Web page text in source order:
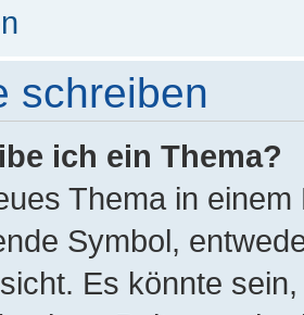
schreiben
ich ein Thema?
Thema in
Symbol,
Es könnte